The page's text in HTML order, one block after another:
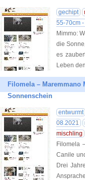
gechipt
55-70cm
Mimmo:
die
es
Leben
Filomela – Maremmano
Sonnenschein
entwurmt
08.2021
mischling
Filomela
Canile
Drei